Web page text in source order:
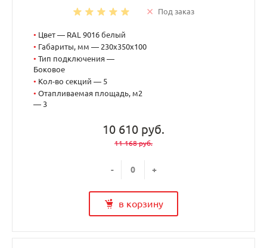
Под заказ
• Цвет — RAL 9016 белый
• Габариты, мм — 230x350x100
• Тип подключения —
Боковое
• Кол-во секций — 5
• Отапливаемая площадь, м2
— 3
10 610 руб.
11 168 руб.
- +
в корзину